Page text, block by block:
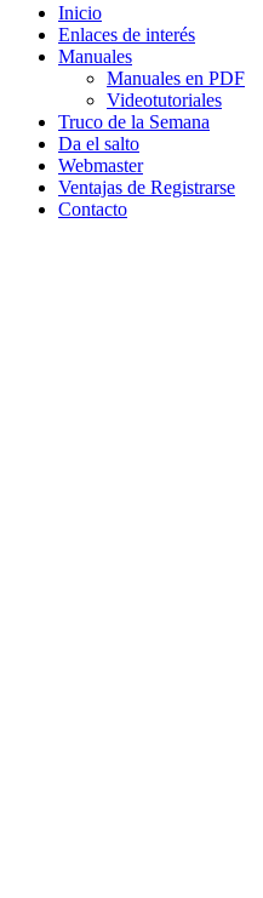
Inicio
Enlaces de interés
Manuales
Manuales en PDF
Videotutoriales
Truco de la Semana
Da el salto
Webmaster
Ventajas de Registrarse
Contacto